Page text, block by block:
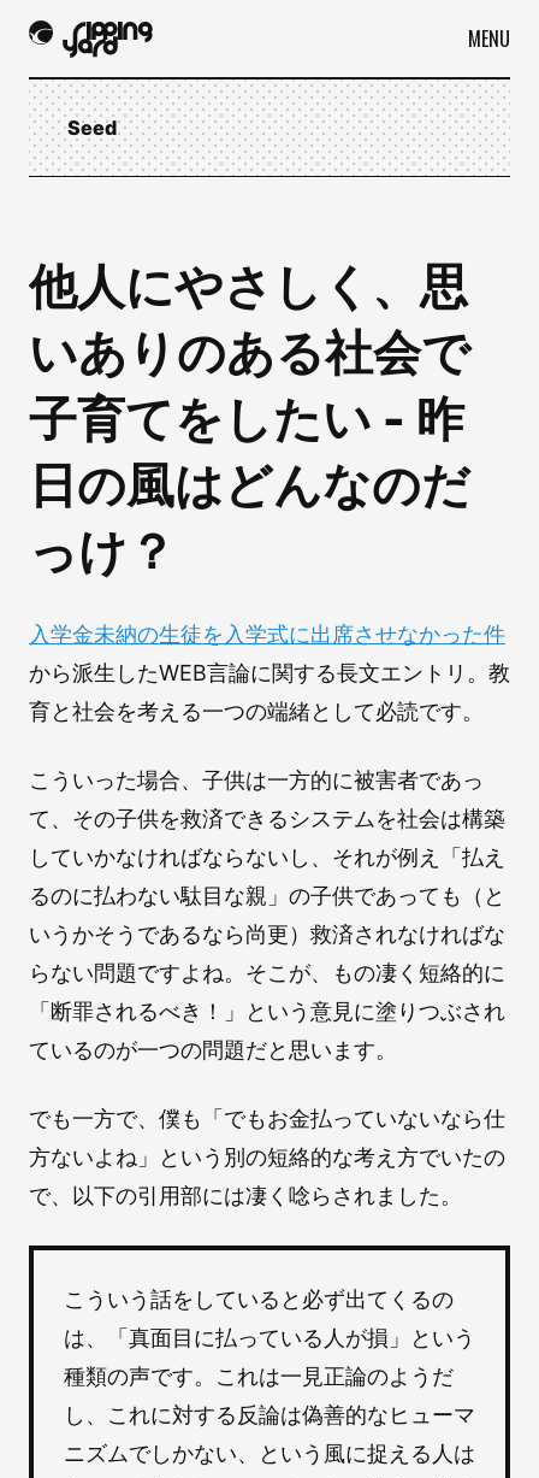
MENU
Seed
他人にやさしく、思
いありのある社会で
子育てをしたい - 昨
日の風はどんなのだ
っけ？
入学金未納の生徒を入学式に出席させなかった件
から派生したWEB言論に関する長文エントリ。教
育と社会を考える一つの端緒として必読です。
こういった場合、子供は一方的に被害者であっ
て、その子供を救済できるシステムを社会は構築
していかなければならないし、それが例え「払え
るのに払わない駄目な親」の子供であっても（と
いうかそうであるなら尚更）救済されなければな
らない問題ですよね。そこが、もの凄く短絡的に
「断罪されるべき！」という意見に塗りつぶされ
ているのが一つの問題だと思います。
でも一方で、僕も「でもお金払っていないなら仕
方ないよね」という別の短絡的な考え方でいたの
で、以下の引用部には凄く唸らされました。
こういう話をしていると必ず出てくるの
は、「真面目に払っている人が損」という
種類の声です。これは一見正論のようだ
し、これに対する反論は偽善的なヒューマ
ニズムでしかない、という風に捉える人は